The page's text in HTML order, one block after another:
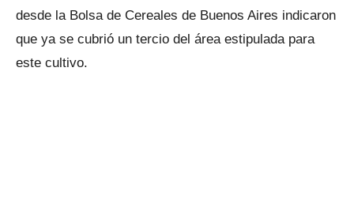
desde la Bolsa de Cereales de Buenos Aires indicaron
que ya se cubrió un tercio del área estipulada para
este cultivo.